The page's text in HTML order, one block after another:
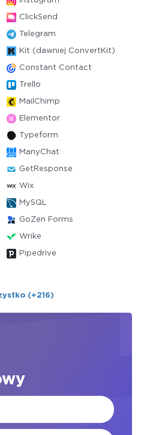
ClickSend
Telegram
Kit (dawniej ConvertKit)
Constant Contact
Trello
MailChimp
Elementor
Typeform
ManyChat
GetResponse
Wix
MySQL
GoZen Forms
Wrike
Pipedrive
(+216)